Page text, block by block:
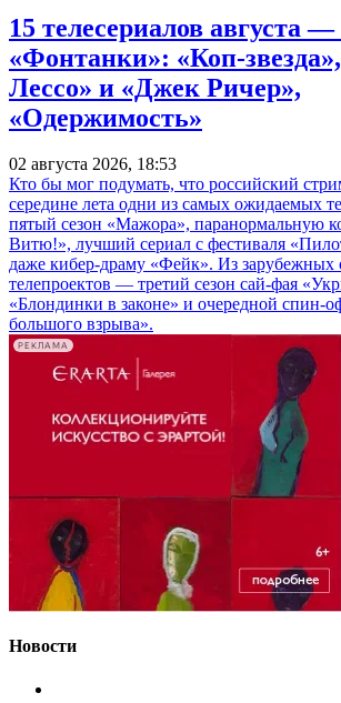
15 телесериалов августа
«Фонтанки»: «Коп-
Лессо» и «Джек Ричер»,
«Одержимость»
02 августа 2026, 18:53
Кто бы мог подумать, что российский
середине лета одни из самых ожидаемых
пятый сезон «Мажора», паранормальную
Витю!», лучший сериал с фестиваля
даже кибер-драму «Фейк». Из
телепроектов — третий сезон сай-фая
«Блондинки в законе» и очередной спин-
большого взрыва».
РЕКЛАМА
Новости